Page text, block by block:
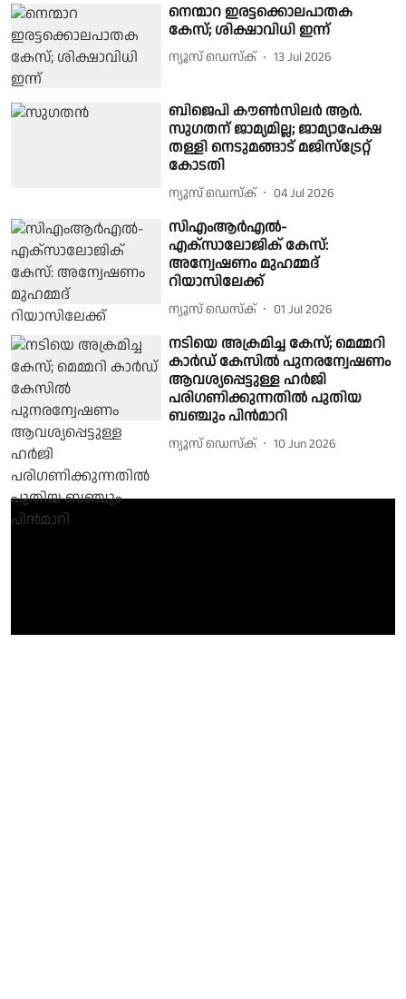
നെന്മാറ ഇരട്ടക്കൊലപാതക
കേസ്; ശിക്ഷാവിധി ഇന്ന്
ന്യൂസ് ഡെസ്ക് 13 Jul 2026
ബിജെപി കൗൺസിലർ ആർ.
സുഗതന് ജാമ്യമില്ല; ജാമ്യാപേക്ഷ
തള്ളി നെടുമങ്ങാട് മജിസ്ട്രേറ്റ്
കോടതി
ന്യൂസ് ഡെസ്ക് 04 Jul 2026
സിഎംആർഎൽ-
എക്സാലോജിക് കേസ്:
അന്വേഷണം മുഹമ്മദ്
റിയാസിലേക്ക്
ന്യൂസ് ഡെസ്ക് 01 Jul 2026
നടിയെ അക്രമിച്ച കേസ്; മെമ്മറി
കാർഡ് കേസിൽ പുനരന്വേഷണം
ആവശ്യപ്പെട്ടുള്ള ഹർജി
പരിഗണിക്കുന്നതിൽ പുതിയ
ബഞ്ചും പിൻമാറി
ന്യൂസ് ഡെസ്ക് 10 Jun 2026